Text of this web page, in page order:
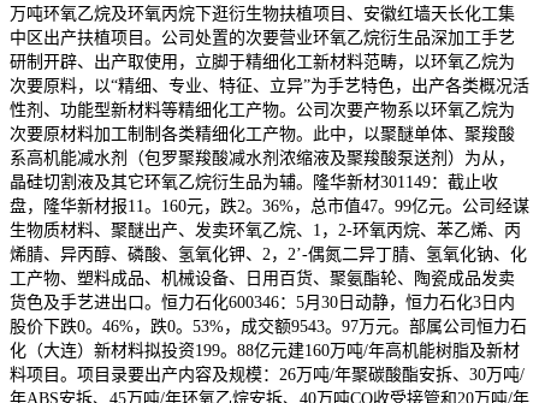
万吨环氧乙烷及环氧丙烷下逛衍生物扶植项目、安徽红墙天长化工集
中区出产扶植项目。公司处置的次要营业环氧乙烷衍生品深加工手艺
研制开辟、出产取使用，立脚于精细化工新材料范畴，以环氧乙烷为
次要原料，以“精细、专业、特征、立异”为手艺特色，出产各类概况活
性剂、功能型新材料等精细化工产物。公司次要产物系以环氧乙烷为
次要原材料加工制制各类精细化工产物。此中，以聚醚单体、聚羧酸
系高机能减水剂（包罗聚羧酸减水剂浓缩液及聚羧酸泵送剂）为从，
晶硅切割液及其它环氧乙烷衍生品为辅。隆华新材301149：截止收
盘，隆华新材报11。160元，跌2。36%，总市值47。99亿元。公司经谋
生物质材料、聚醚出产、发卖环氧乙烷、1，2-环氧丙烷、苯乙烯、丙
烯腈、异丙醇、磷酸、氢氧化钾、2，2’-偶氮二异丁腈、氢氧化钠、化
工产物、塑料成品、机械设备、日用百货、聚氨酯轮、陶瓷成品发卖
货色及手艺进出口。恒力石化600346：5月30日动静，恒力石化3日内
股价下跌0。46%，跌0。53%，成交额9543。97万元。部属公司恒力石
化（大连）新材料拟投资199。88亿元建160万吨/年高机能树脂及新材
料项目。项目录要出产内容及规模：26万吨/年聚碳酸酯安拆、30万吨/
年ABS安拆、45万吨/年环氧乙烷安拆、40万吨CO收受接管和20万吨/年